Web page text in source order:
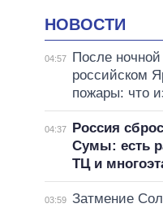
НОВОСТИ
04:57
После
российском
пожары: что
04:37
Россия
Сумы: есть
ТЦ и
03:59 Затмение